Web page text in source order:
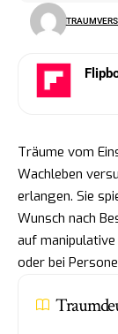
Träume vom
Wachleben
erlangen. Sie
Wunsch nach
auf
oder bei